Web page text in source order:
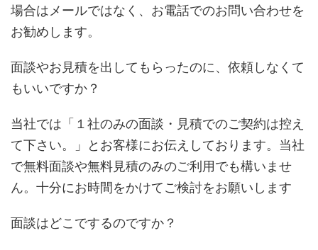
場合はメールではなく、お電話でのお問い合わせを
お勧めします。
面談やお見積を出してもらったのに、依頼しなくて
もいいですか？
当社では「１社のみの面談・見積でのご契約は控え
て下さい。」とお客様にお伝えしております。当社
で無料面談や無料見積のみのご利用でも構いませ
ん。十分にお時間をかけてご検討をお願いします
面談はどこでするのですか？